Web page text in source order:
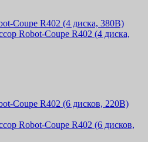
Robot-Coupe R402 (4 диска,
Robot-Coupe R402 (6 дисков,